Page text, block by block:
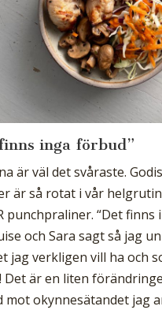
inga förbud”
är väl det svåraste.
är så rotat i vår
punchpraliner. “Det finns
och Sara sagt så jag
jag verkligen vill ha och
Det är en liten
mot okynnesätandet jag